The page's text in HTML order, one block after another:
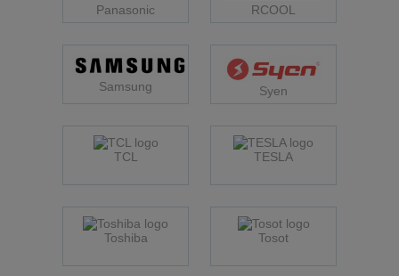
Panasonic RCOOL
Samsung Syen
TCL TESLA
Toshiba Tosot